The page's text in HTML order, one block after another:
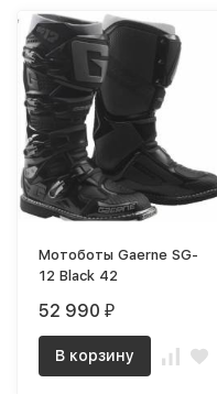
Мотоботы Gaerne SG-
12 Black 42
52 990 ₽
В корзину